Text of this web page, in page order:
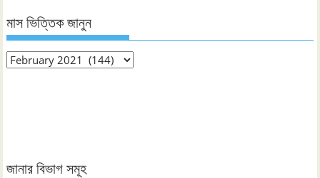
মাস ভিত্তিক জানুন
মাস
জানার বিভাগ সমূহ